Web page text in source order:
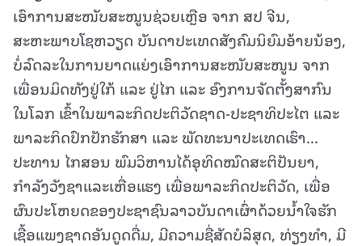
ເອົາການສະໜັບສະໜູນຊ່ວຍເຫຼືອ ຈາກ ສປ ຈີນ,
ສະຫະພາບໂຊຫວຽດ ບັນດາປະເທດສັງຄົມນິຍົມອ້າຍນ້ອງ,
ບໍ່ລົດລະໃນການຍາດແຍ່ງເອົາການສະໜັບສະໜູນ ຈາກ
ເພື່ອນມິດທັງຢູ່ໃກ້ ແລະ ຢູ່ໄກ ແລະ ອົງການຈັດຕັ້ງສາກົນ
ໃນໂລກ ເຂົ້າໃນພາລະກິດປະຕິວັດຊາດ-ປະຊາທິປະໄຕ ແລະ
ພາລະກິດປົກປັກຮັກສາ ແລະ ພັດທະນາປະເທດເຮົາ...
ປະທານ ໄກສອນ ພົມວິຫານໄດ້ອຸທິດໝົດສະຕິປັນຍາ,
ກຳລັງວັງຊາແລະເຫື່ອແຮງ ເພື່ອພາລະກິດປະຕິວັດ, ເພື່ອ
ຜົນປະໂຫຍດຂອງປະຊາຊົນລາວບັນດາເຜົ່າດ້ວຍນໍ້າໃຈຮັກ
ເຊື້ອແພງຊາດອັນດູດດື່ມ, ມີຄວາມຊື່ສັດບໍລິສຸດ, ທ່ຽງທໍາ, ມີ